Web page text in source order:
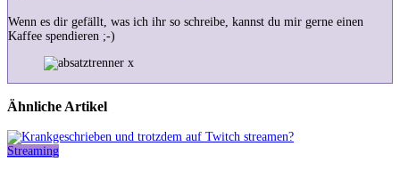
Wenn es dir gefällt, was ich ihr so schreibe, kannst du mir gerne einen
Kaffee spendieren ;-)
Ähnliche Artikel
Streaming